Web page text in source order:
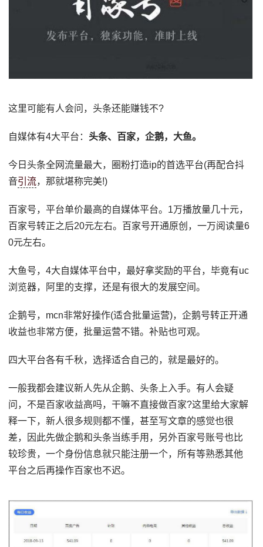
这里可能有人会问，头条还能赚钱不?
自媒体有4大平台： 头条、百家，企鹅，大鱼。
今日头条全网流量最大，圈粉打造ip的首选平台(再配合抖
音引流，那就堪称完美!)
百家号，平台单价最高的自媒体平台。1万播放量几十元，
百家号转正之后20元左右。百家号开通原创，一万阅读量6
0元左右。
大鱼号，4大自媒体平台中，最好拿奖励的平台，毕竟有uc
浏览器，阿里的支撑，还是有很大的发展空间。
企鹅号，mcn非常好操作(适合批量运营)，企鹅号转正开通
收益也非常方便，批量运营不错。补贴也可观。
四大平台各有千秋，选择适合自己的，就是最好的。
一般我都会建议新人先从企鹅、头条上入手。有人会疑
问，不是百家收益高吗，干嘛不直接做百家?这里给大家解
释一下，新人很多规则都不懂，甚至写文章的感觉也很
差，因此先做企鹅和头条当练手用，另外百家号账号也比
较珍贵，一个身份信息就只能注册一个，所有等熟悉其他
平台之后再操作百家也不迟。